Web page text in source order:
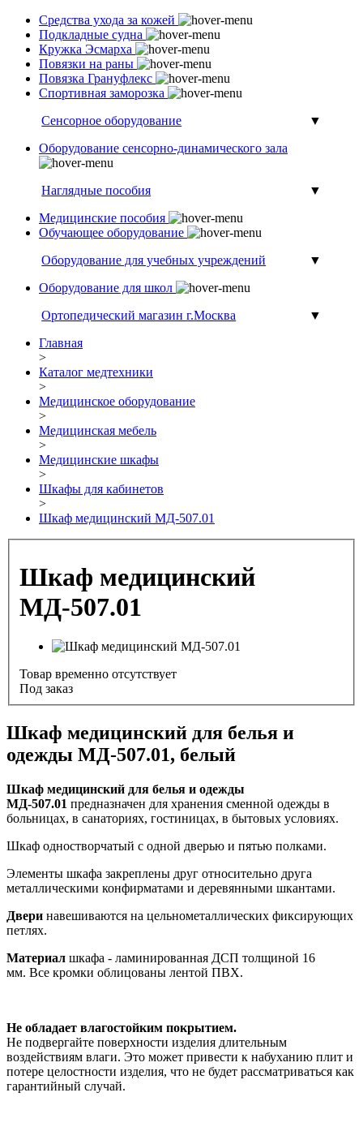
Средства ухода за кожей
Подкладные судна
Кружка Эсмарха
Повязки на раны
Повязка Грануфлекс
Спортивная заморозка
Сенсорное оборудование
▼
Оборудование сенсорно-динамического зала
Наглядные пособия
▼
Медицинские пособия
Обучающее оборудование
Оборудование для учебных учреждений
▼
Оборудование для школ
Ортопедический магазин г.Москва
▼
Главная
>
Каталог медтехники
>
Медицинское оборудование
>
Медицинская мебель
>
Медицинские шкафы
>
Шкафы для кабинетов
>
Шкаф медицинский МД-507.01
Шкаф медицинский
МД-507.01
Товар временно отсутствует
Под заказ
Шкаф медицинский для белья и
одежды МД-507.01, белый
Шкаф медицинский для белья и одежды
МД-507.01 предназначен для хранения сменной одежды в
больницах, в санаториях, гостиницах, в бытовых условиях.
Шкаф одностворчатый с одной дверью и пятью полками.
Элементы шкафа закреплены друг относительно друга
металлическими конфирматами и деревянными шкантами.
Двери навешиваются на цельнометаллических фиксирующих
петлях.
Материал шкафа - ламинированная ДСП толщиной 16
мм. Все кромки облицованы лентой ПВХ.
Не обладает влагостойким покрытием.
Не подвергайте поверхности изделия длительным
воздействиям влаги. Это может привести к набуханию плит и
потере целостности изделия, что не будет рассматриваться как
гарантийный случай.